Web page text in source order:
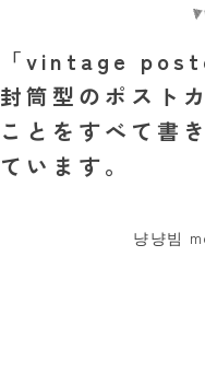
「vintage
封筒型のポスト
ことをすべて書
ています。
냥냥빔